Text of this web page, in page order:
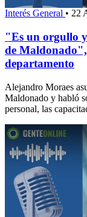
Interés General • 22
"Es un orgullo
de Maldonado",
departamento
Alejandro Moraes
Maldonado y habló
personal, las